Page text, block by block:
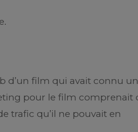
d’un film qui avait connu un
pour le film comprenait
trafic qu’il ne pouvait en